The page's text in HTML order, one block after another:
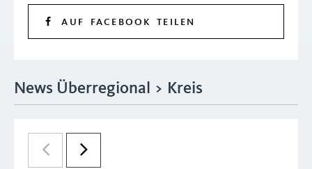
AUF FACEBOOK TEILEN
News Überregional > Kreis